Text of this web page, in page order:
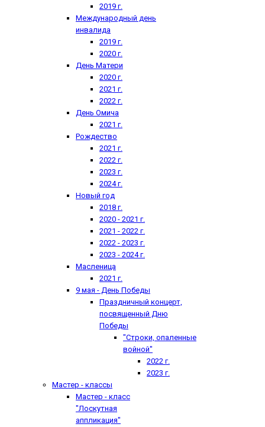
2019 г.
Международный день
инвалида
2019 г.
2020 г.
День Матери
2020 г.
2021 г.
2022 г.
День Омича
2021 г.
Рождество
2021 г.
2022 г.
2023 г.
2024 г.
Новый год
2018 г.
2020 - 2021 г.
2021 - 2022 г.
2022 - 2023 г.
2023 - 2024 г.
Масленица
2021 г.
9 мая - День Победы
Праздничный концерт,
посвященный Дню
Победы
"Строки, опаленные
войной"
2022 г.
2023 г.
Мастер - классы
Мастер - класс
"Лоскутная
аппликация"